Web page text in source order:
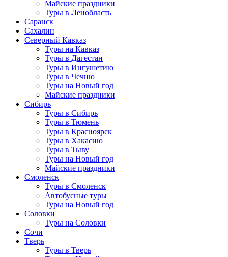
Майские праздники
Туры в Ленобласть
Саранск
Сахалин
Северный Кавказ
Туры на Кавказ
Туры в Дагестан
Туры в Ингушетию
Туры в Чечню
Туры на Новый год
Майские праздники
Сибирь
Туры в Сибирь
Туры в Тюмень
Туры в Красноярск
Туры в Хакасию
Туры в Тыву
Туры на Новый год
Майские праздники
Смоленск
Туры в Смоленск
Автобусные туры
Туры на Новый год
Соловки
Туры на Соловки
Сочи
Тверь
Туры в Тверь